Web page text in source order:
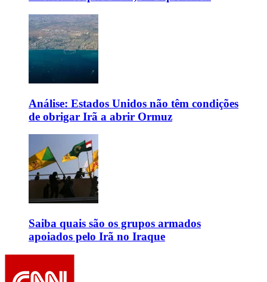
Análise: Estados Unidos não têm condições
de obrigar Irã a abrir Ormuz
Saiba quais são os grupos armados
apoiados pelo Irã no Iraque